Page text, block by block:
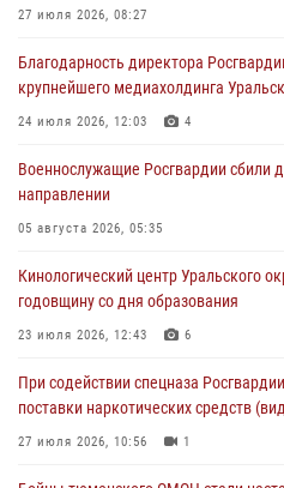
округа Росгвардии
Росгвардейцы в Тюменской области
службой и напоминают о мерах
Росгвардейцы приняли участие в
Тюменской области» в рамках акции
Росгвардейцы в Тюменской области
армии Ивана Кирилловича Яковлева
27 июля 2026, 08:27
Благодарность директора
крупнейшего медиахолдинга
24 июля 2026, 12:03 4
Военнослужащие Росгвардии сбили
направлении
05 августа 2026, 05:35
Кинологический центр Уральского
годовщину со дня образования
23 июля 2026, 12:43 6
При содействии спецназа
поставки наркотических средств
27 июля 2026, 10:56 1